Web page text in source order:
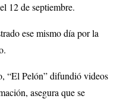
12 de septiembre.
ese mismo día por la
“El Pelón” difundió videos
asegura que se